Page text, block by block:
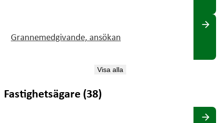
Grannemedgivande, ansökan
arrow_forward
Visa alla
Fastighetsägare (38)
arrow_forward